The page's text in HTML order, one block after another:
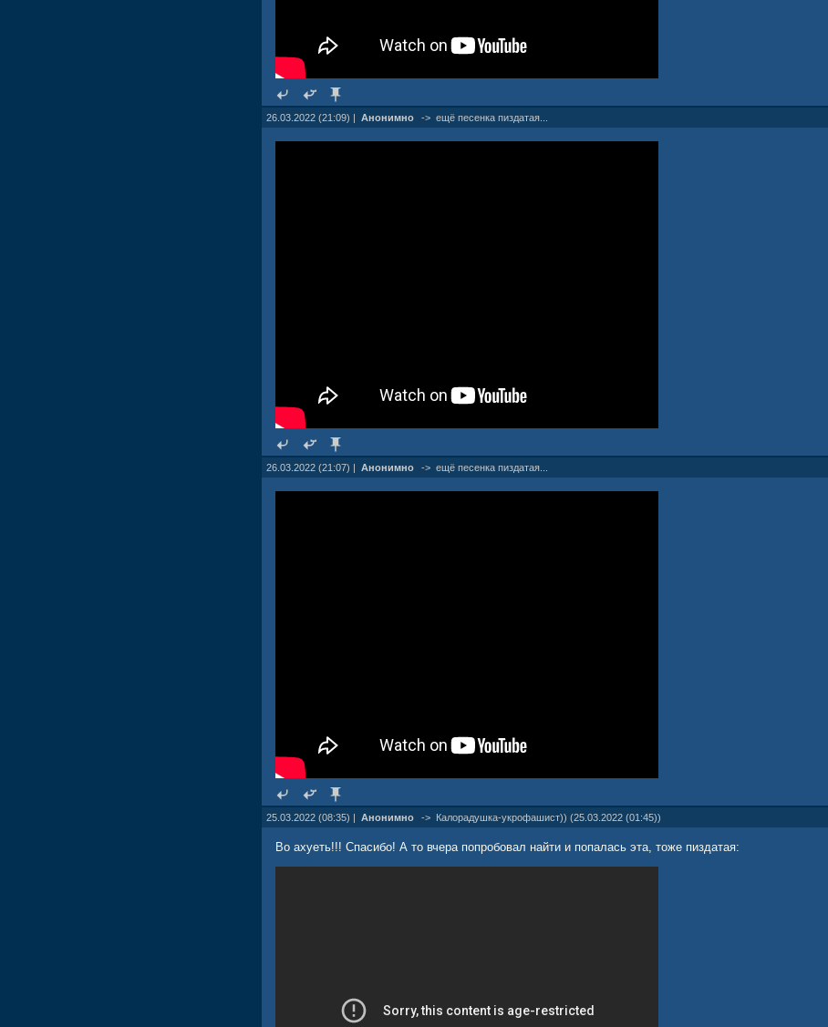
26.03.2022 (21:09) | Анонимно -> ещё песенка пиздатая...
26.03.2022 (21:07) | Анонимно -> ещё песенка пиздатая...
25.03.2022 (08:35) | Анонимно -> Калорадушка-укрофашист)) (25.03.2022 (01:45))
Во ахуеть!!! Спасибо! А то вчера попробовал найти и попалась эта, тоже пиздатая: